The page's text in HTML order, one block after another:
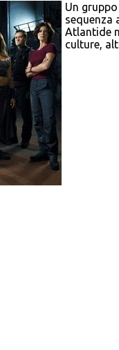
Un
sequenza
Atlantide
culture,